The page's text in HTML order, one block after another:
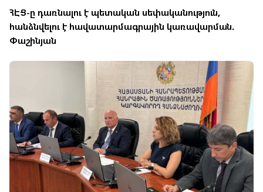
ՀԷՑ-ը դառնալու է պետական սեփականություն,
հանձնվելու է հավատարմագրային կառավարման.
Փաշինյան